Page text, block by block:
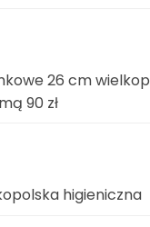
26 cm
90 zł
higieniczna